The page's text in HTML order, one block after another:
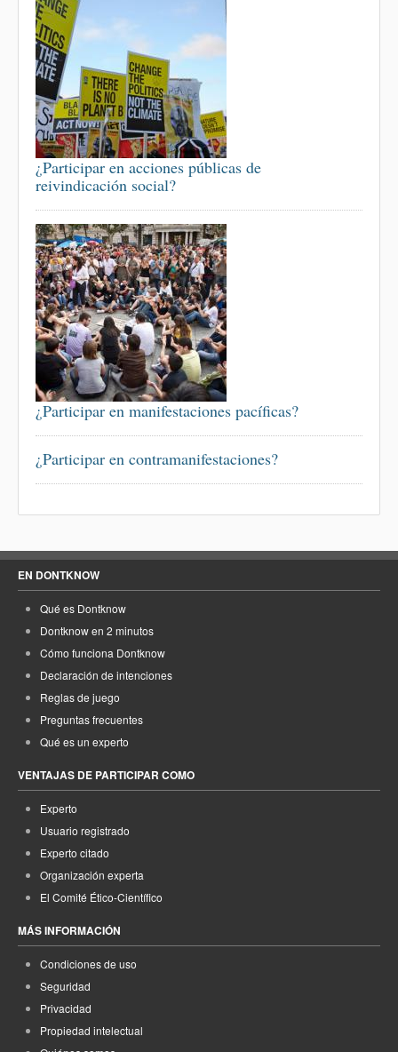
¿Participar en acciones públicas de
reivindicación social?
¿Participar en manifestaciones pacíficas?
¿Participar en contramanifestaciones?
EN DONTKNOW
Qué es Dontknow
Dontknow en 2 minutos
Cómo funciona Dontknow
Declaración de intenciones
Reglas de juego
Preguntas frecuentes
Qué es un experto
VENTAJAS DE PARTICIPAR COMO
Experto
Usuario registrado
Experto citado
Organización experta
El Comité Ético-Científico
MÁS INFORMACIÓN
Condiciones de uso
Seguridad
Privacidad
Propiedad intelectual